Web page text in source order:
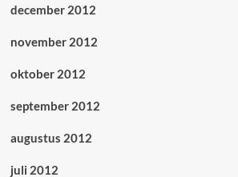
december 2012
november 2012
oktober 2012
september 2012
augustus 2012
juli 2012